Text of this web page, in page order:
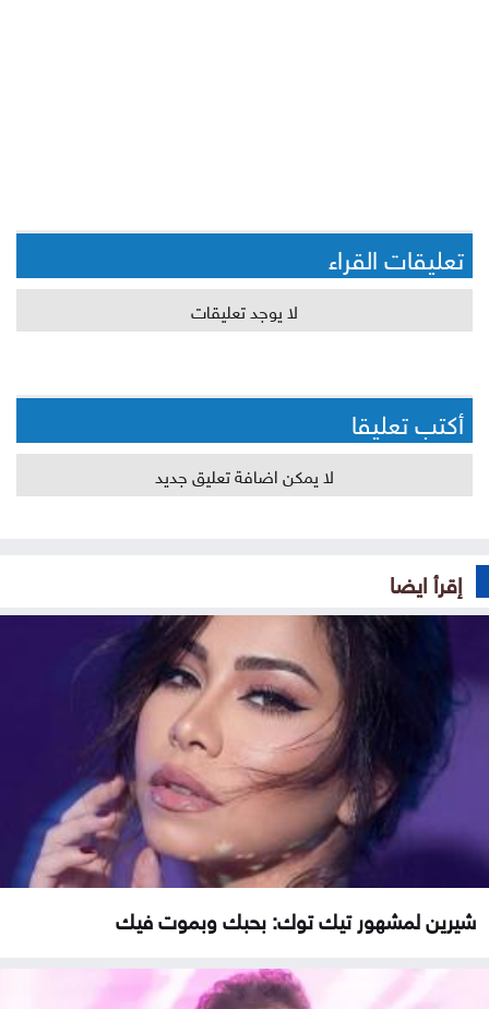
تعليقات القراء
لا يوجد تعليقات
أكتب تعليقا
لا يمكن اضافة تعليق جديد
إقرأ ايضا
شيرين لمشهور تيك توك: بحبك وبموت فيك